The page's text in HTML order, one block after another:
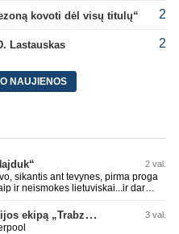
kovoti dėl visų titulų“ 2
Lastauskas 2
NAUJIENOS
2 val.
sikantis ant tevynes, pirma proga
ir neismokes lietuviskai...ir dar
M. Salah oficialiai persikėlė į Turkijos ekipą „Trabzonspor“ 3 val.